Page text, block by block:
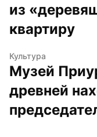
из
квартиру
Культура
Музей
древней